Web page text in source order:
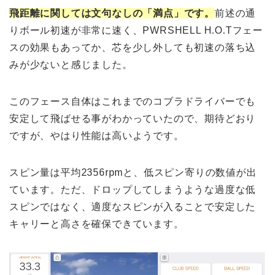
飛距離に関しては文句なしの「満点」です。 前述の通
りボール初速が非常に速く、PWRSHELL H.O.Tフェー
スの効果もあってか、芯を少し外しても初速の落ち込
みが少ないと感じました。
このフェース自体はこれまでのコブラドライバーでも
安定して飛ばせる事がわかっていたので、期待どおり
ですが、やはり性能は高いようです。
スピン量は平均2356rpmと、低スピン寄りの数値が出
ています。ただ、ドロップしてしまうような過度な低
スピンではなく、適度なスピンが入ることで安定した
キャリーと高さを確保できています。